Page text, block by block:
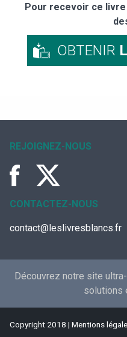
Pour recevoir ce
OBTENIR
REJOIGNEZ-NOUS
CONTACTEZ-NOUS
contact@leslivresblancs.fr
Découvrez notre site
solutions
Copyright 2018 | Mentions